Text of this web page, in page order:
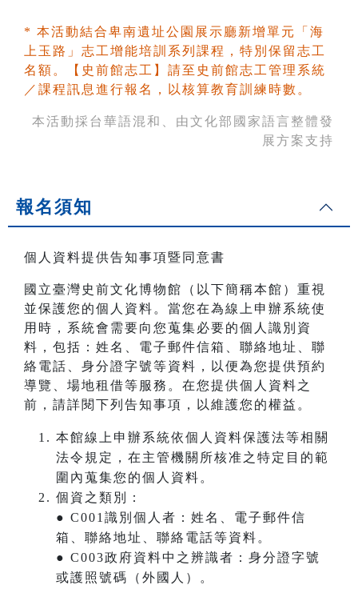
* 本活動結合卑南遺址公園展示廳新增單元「海
上玉路」志工增能培訓系列課程，特別保留志工
名額。【史前館志工】請至史前館志工管理系統
／課程訊息進行報名，以核算教育訓練時數。
本活動採台華語混和、由文化部國家語言整體發
展方案支持
報名須知
個人資料提供告知事項暨同意書
國立臺灣史前文化博物館（以下簡稱本館）重視
並保護您的個人資料。當您在為線上申辦系統使
用時，系統會需要向您蒐集必要的個人識別資
料，包括：姓名、電子郵件信箱、聯絡地址、聯
絡電話、身分證字號等資料，以便為您提供預約
導覽、場地租借等服務。在您提供個人資料之
前，請詳閱下列告知事項，以維護您的權益。
本館線上申辦系統依個人資料保護法等相關
法令規定，在主管機關所核准之特定目的範
圍內蒐集您的個人資料。
個資之類別：
● C001識別個人者：姓名、電子郵件信
箱、聯絡地址、聯絡電話等資料。
● C003政府資料中之辨識者：身分證字號
或護照號碼（外國人）。